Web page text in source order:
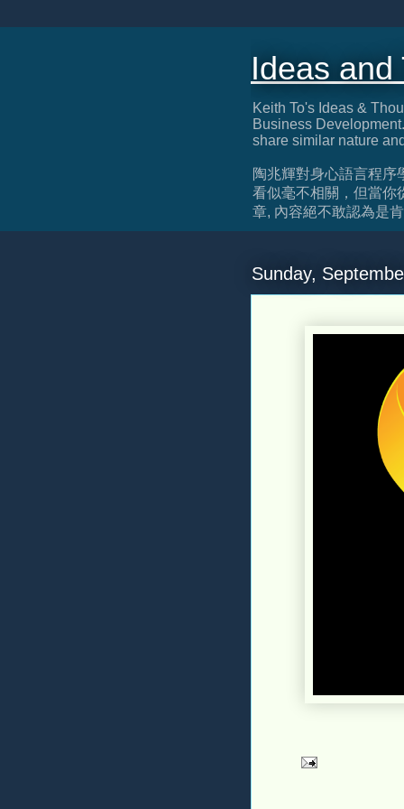
Ideas and
Keith To's Ideas &
Business
share similar nature
陶兆輝對身心語言程序
看似毫不相關，但當你
章, 內容絕不敢認為是
Sunday,